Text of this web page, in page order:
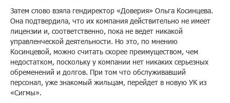
Затем слово взяла гендиректор «Доверия» Ольга Косинцева.
Она подтвердила, что их компания действительно не имеет
лицензии и, соответственно, пока не ведет никакой
управленческой деятельности. Но это, по мнению
Косинцевой, можно считать скорее преимуществом, чем
недостатком, поскольку у компании нет никаких серьезных
обременений и долгов. При том что обслуживавший
персонал, уже знакомый жильцам, перейдет в новую УК из
«Сигмы».